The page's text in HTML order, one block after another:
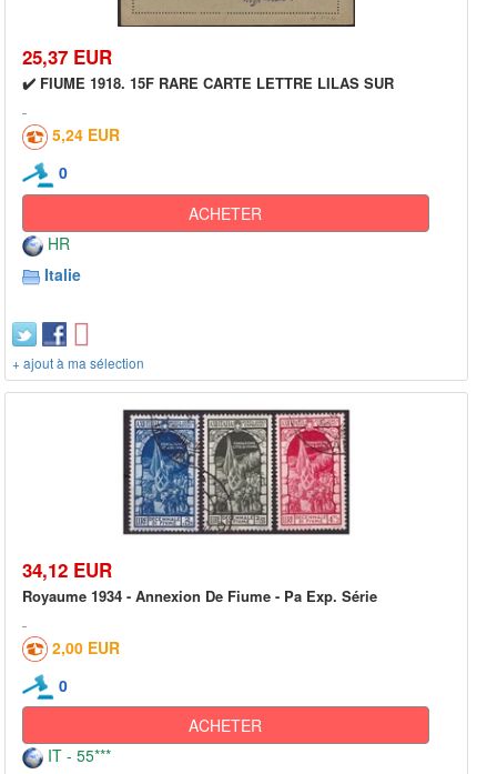
25,37 EUR
✔️ FIUME 1918. 15F RARE CARTE LETTRE LILAS SUR
5,24 EUR
0
ACHETER
HR
Italie
+ ajout à ma sélection
34,12 EUR
Royaume 1934 - Annexion De Fiume - Pa Exp. Série
2,00 EUR
0
ACHETER
IT - 55***